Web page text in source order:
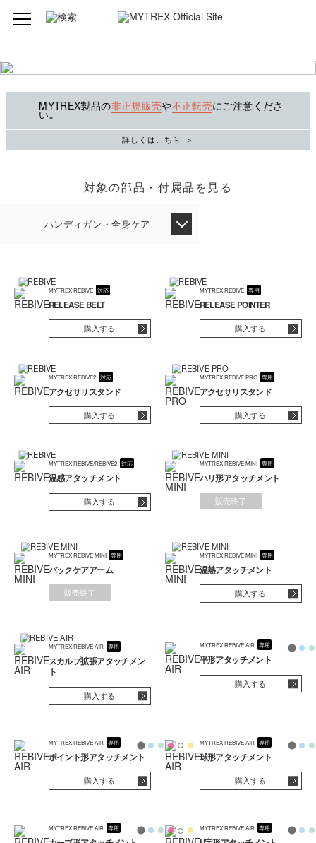
MYTREX製品の非正規販売や不正転売にご注意くださ
い｡
詳しくはこちら ＞
対象の部品・付属品を見る
ハンディガン・全身ケア
首・肩ケア・温活
ムダ毛ケア
シェイプアップ
すべての部品・付属品
製品を見る
MYTREX REBIVE 対応
RELEASE BELT
購入する
MYTREX REBIVE 専用
RELEASE POINTER
購入する
MYTREX REBIVE2 対応
アクセサリスタンド
購入する
MYTREX REBIVE PRO 専用
アクセサリスタンド
購入する
MYTREX REBIVE/REBIVE2 対応
温感アタッチメント
購入する
MYTREX REBIVE MINI 専用
ハリ形アタッチメント
販売終了
MYTREX REBIVE MINI 専用
バックケアアーム
販売終了
MYTREX REBIVE MINI 専用
温熱アタッチメント
購入する
MYTREX REBIVE AIR 専用
スカルプ拡張アタッチメン
ト
購入する
MYTREX REBIVE AIR 専用
平形アタッチメント
購入する
MYTREX REBIVE AIR 専用
ポイント形アタッチメント
購入する
MYTREX REBIVE AIR 専用
球形アタッチメント
購入する
MYTREX REBIVE AIR 専用 MYTREX REBIVE AIR 専用